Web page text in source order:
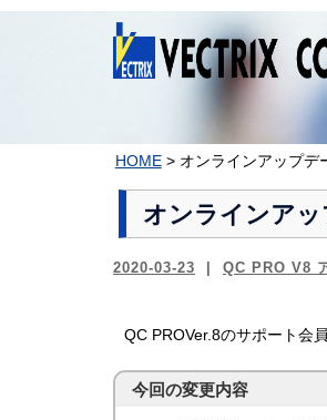
HOME> オンラインアップデ
オンラインアッ
2020-03-23 QC PRO V8
QC PROVer.8のサポート会
今回の変更内容